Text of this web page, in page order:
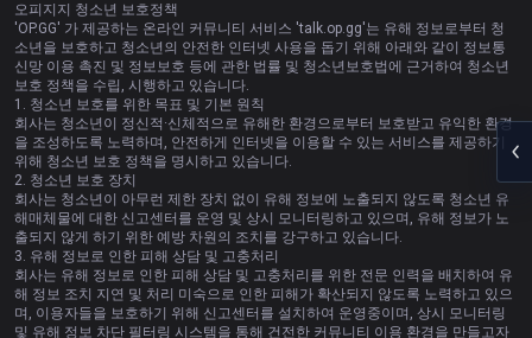
오피지지 청소년 보호정책
'OP.GG' 가 제공하는 온라인 커뮤니티 서비스 'talk.op.gg'는 유해 정보로부터 청
소년을 보호하고 청소년의 안전한 인터넷 사용을 돕기 위해 아래와 같이 정보통
신망 이용 촉진 및 정보보호 등에 관한 법률 및 청소년보호법에 근거하여 청소년
보호 정책을 수립, 시행하고 있습니다.
1. 청소년 보호를 위한 목표 및 기본 원칙
회사는 청소년이 정신적·신체적으로 유해한 환경으로부터 보호받고 유익한 환경
을 조성하도록 노력하며, 안전하게 인터넷을 이용할 수 있는 서비스를 제공하기
위해 청소년 보호 정책을 명시하고 있습니다.
2. 청소년 보호 장치
회사는 청소년이 아무런 제한 장치 없이 유해 정보에 노출되지 않도록 청소년 유
해매체물에 대한 신고센터를 운영 및 상시 모니터링하고 있으며, 유해 정보가 노
출되지 않게 하기 위한 예방 차원의 조치를 강구하고 있습니다.
3. 유해 정보로 인한 피해 상담 및 고충처리
회사는 유해 정보로 인한 피해 상담 및 고충처리를 위한 전문 인력을 배치하여 유
해 정보 조치 지연 및 처리 미숙으로 인한 피해가 확산되지 않도록 노력하고 있으
며, 이용자들을 보호하기 위해 신고센터를 설치하여 운영중이며, 상시 모니터링
및 유해 정보 차단 필터링 시스템을 통해 건전한 커뮤니티 이용 환경을 만들고자